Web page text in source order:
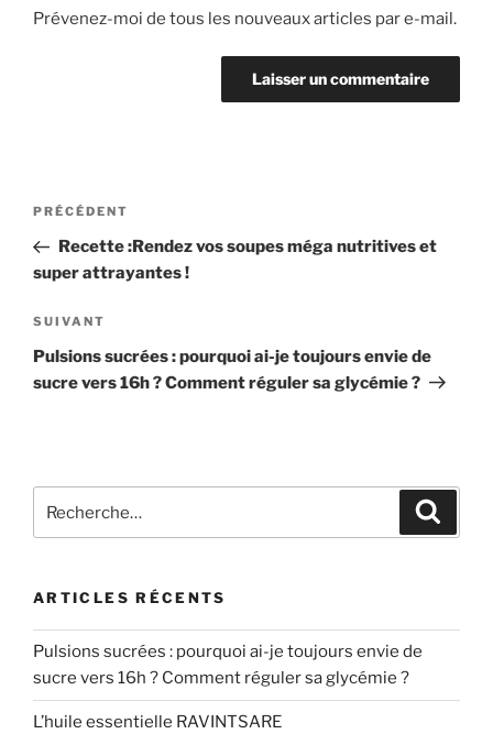
Prévenez-moi de tous les nouveaux articles par e-mail.
Navigation
l’article
Article
précédent
PRÉCÉDENT
Recette :Rendez vos soupes méga nutritives et
super attrayantes !
Article
suivant
SUIVANT
Pulsions sucrées : pourquoi ai-je toujours envie de
sucre vers 16h ? Comment réguler sa glycémie ?
pour
ARTICLES RÉCENTS
Pulsions sucrées : pourquoi ai-je toujours envie de
sucre vers 16h ? Comment réguler sa glycémie ?
L’huile essentielle RAVINTSARE